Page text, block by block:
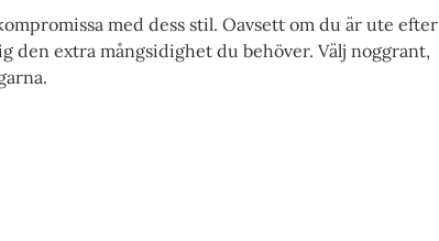
med dess stil. Oavsett om du är ute efter
extra mångsidighet du behöver. Välj noggrant,